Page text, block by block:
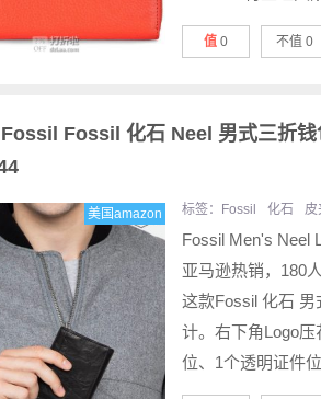
值 0 不值 0
Fossil Fossil 化石 Neel 男式三折
美国amazon 标签： Fossil 化石 皮
Fossil Men's Neel
亚马逊热销，180
这款Fossil 化石
计。右下角Logo
位、1个透明证件